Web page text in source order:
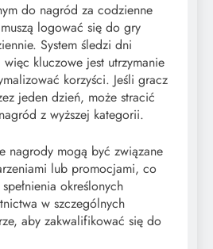
do nagród za codzienne
logować się do gry
System śledzi dni
kluczowe jest utrzymanie
korzyści. Jeśli gracz
jeden dzień, może stracić
z wyższej kategorii.
nagrody mogą być związane
lub promocjami, co
określonych
w szczególnych
aby zakwalifikować się do